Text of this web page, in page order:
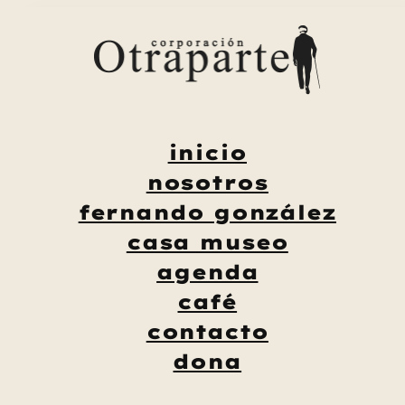
inicio
nosotros
fernando gonzález
casa museo
agenda
café
contacto
dona